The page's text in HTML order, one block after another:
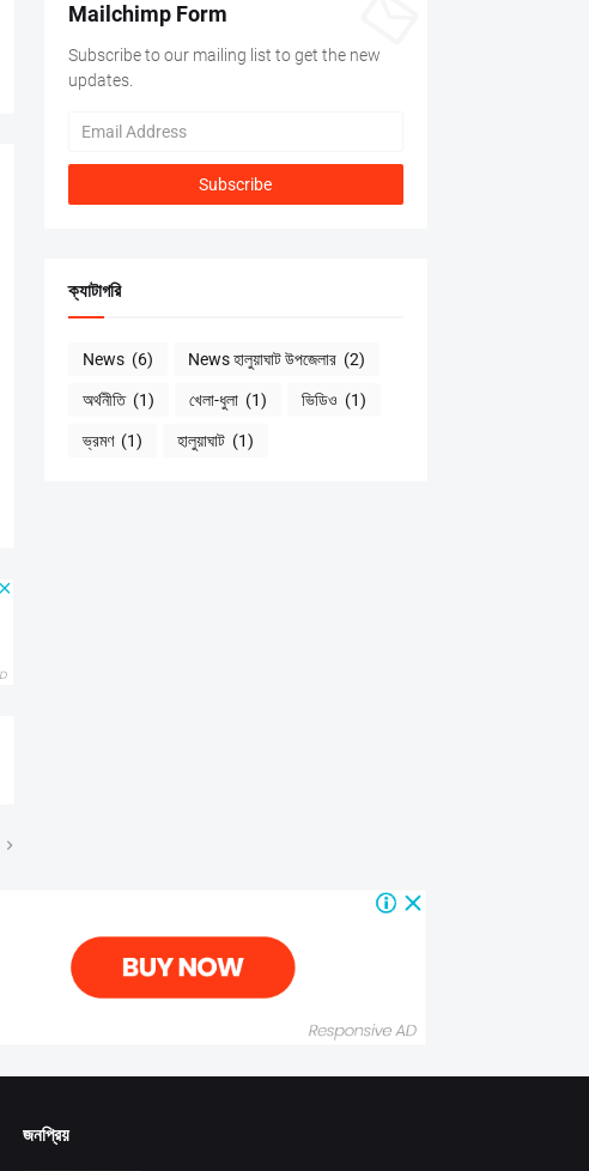
Mailchimp Form
Subscribe to our mailing list to get the new
updates.
ক্যাটাগরি
News (6) News হালুয়াঘাট উপজেলার (2)
অর্থনীতি (1) খেলা-ধুলা (1) ভিডিও (1)
ভ্রমণ (1) হালুয়াঘাট (1)
জনপ্রিয়